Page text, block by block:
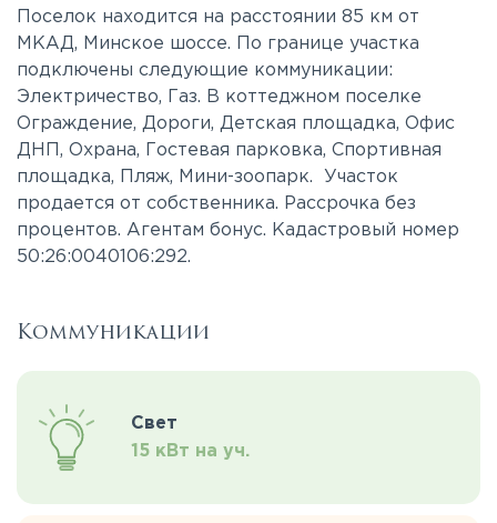
Поселок находится на расстоянии 85 км от
МКАД, Минское шоссе. По границе участка
подключены следующие коммуникации:
Электричество, Газ. В коттеджном поселке
Ограждение, Дороги, Детская площадка, Офис
ДНП, Охрана, Гостевая парковка, Спортивная
площадка, Пляж, Мини-зоопарк. Участок
продается от собственника. Рассрочка без
процентов. Агентам бонус. Кадастровый номер
50:26:0040106:292.
Коммуникации
Свет
15 кВт на уч.